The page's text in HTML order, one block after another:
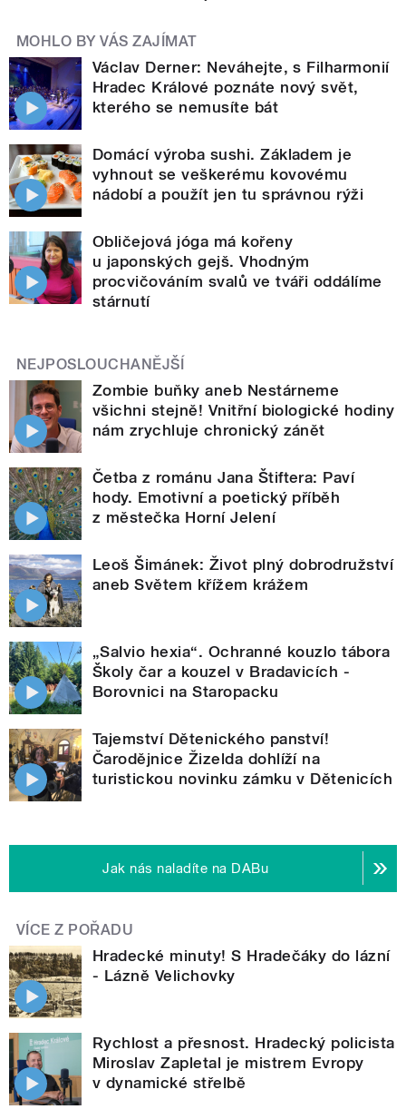
MOHLO BY VÁS ZAJÍMAT
Václav Derner: Neváhejte, s Filharmonií
Hradec Králové poznáte nový svět,
kterého se nemusíte bát
Domácí výroba sushi. Základem je
vyhnout se veškerému kovovému
nádobí a použít jen tu správnou rýži
Obličejová jóga má kořeny
u japonských gejš. Vhodným
procvičováním svalů ve tváři oddálíme
stárnutí
NEJPOSLOUCHANĚJŠÍ
Zombie buňky aneb Nestárneme
všichni stejně! Vnitřní biologické hodiny
nám zrychluje chronický zánět
Četba z románu Jana Štiftera: Paví
hody. Emotivní a poetický příběh
z městečka Horní Jelení
Leoš Šimánek: Život plný dobrodružství
aneb Světem křížem krážem
„Salvio hexia“. Ochranné kouzlo tábora
Školy čar a kouzel v Bradavicích -
Borovnici na Staropacku
Tajemství Dětenického panství!
Čarodějnice Žizelda dohlíží na
turistickou novinku zámku v Dětenicích
Jak nás naladíte na DABu
VÍCE Z POŘADU
Hradecké minuty! S Hradečáky do lázní
- Lázně Velichovky
Rychlost a přesnost. Hradecký policista
Miroslav Zapletal je mistrem Evropy
v dynamické střelbě